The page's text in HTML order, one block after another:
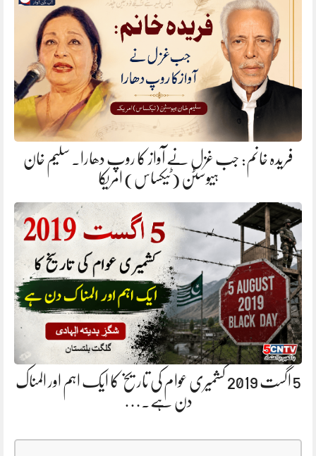
فریدہ خانم: جب غزل نے آواز کا روپ دھارا. سلیم خان
ہیوسٹن (ٹیکساس) امریکا
5 اگست 2019 کشمیری عوام کی تاریخ کا ایک اہم اور المناک
دن ہے.…